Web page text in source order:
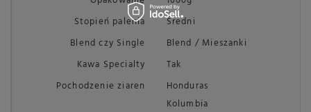
Stopień palenia
Średni
Blend czy Single
Blend / Mieszanki
Kawa Specialty
Tak
Pochodzenie ziaren
Honduras
Kolumbia